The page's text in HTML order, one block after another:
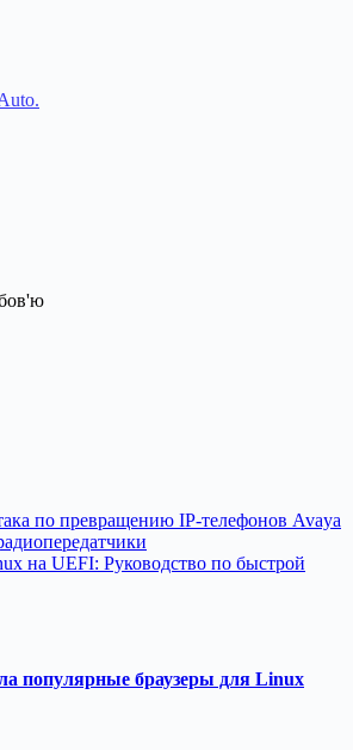
по превращению IP-телефонов Avaya
на UEFI: Руководство по быстрой
популярные браузеры для Linux